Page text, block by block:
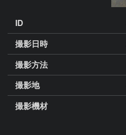
ID
撮影日時
撮影方法
撮影地
撮影機材